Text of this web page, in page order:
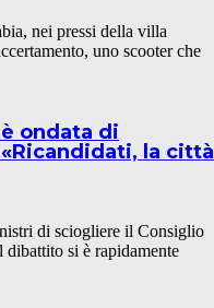
nei pressi della villa
uno scooter che
ondata di
la città
di sciogliere il Consiglio
si è rapidamente